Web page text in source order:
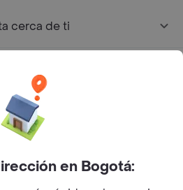
cerca de ti
en Bogotá: